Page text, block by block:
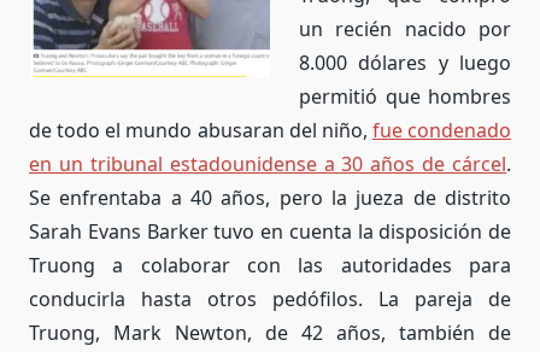
un recién nacido por
8.000 dólares y luego
permitió que hombres
de todo el mundo abusaran del niño, fue condenado
en un tribunal estadounidense a 30 años de cárcel.
Se enfrentaba a 40 años, pero la jueza de distrito
Sarah Evans Barker tuvo en cuenta la disposición de
Truong a colaborar con las autoridades para
conducirla hasta otros pedófilos. La pareja de
Truong, Mark Newton, de 42 años, también de